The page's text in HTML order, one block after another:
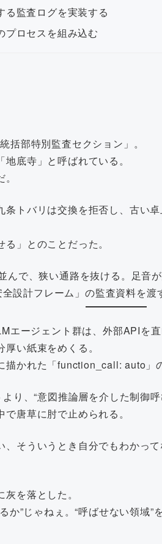
る監査ログを実装する
プロセスを組み込む
部特別監査セクション」。
底寺」と呼ばれている。
条トバリは交換を拒否し、古い
」とのことだった。
で、狭い通路を抜ける。足音
設計フレーム」の監査資料を渡
エージェント群は、外部APIを
い紙束をめくる。
描かれた「function_call: auto」
り、“意図推論層を介した制御
唐草に肘で止められる。
、そういうとき自分でもわかって
を落とした。
か”じゃねぇ。“呼ばせない領域”